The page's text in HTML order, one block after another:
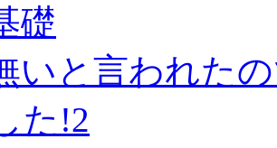
礎
いと言われた
た!2